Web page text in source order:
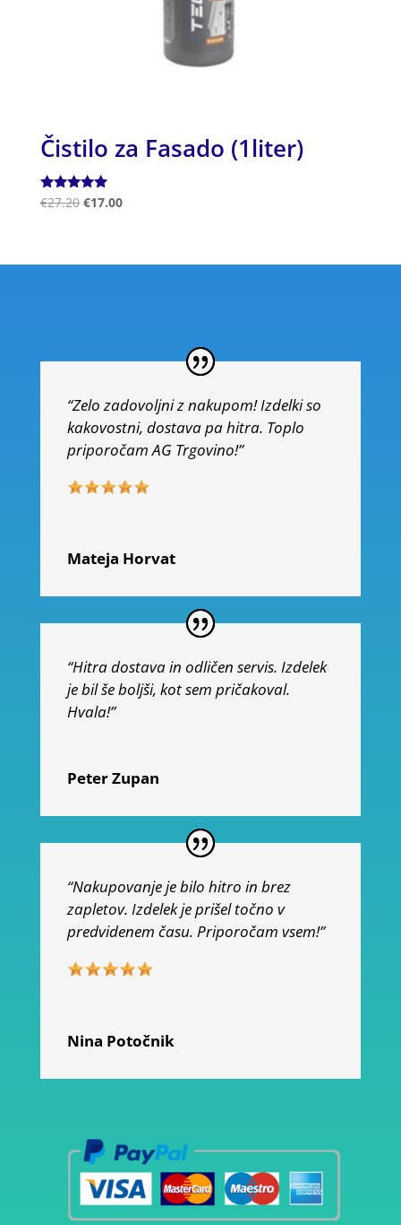
Čistilo za Fasado (1liter)
Ocenjeno
€27.20 €17.00
“Zelo zadovoljni z nakupom! Izdelki so
kakovostni, dostava pa hitra. Toplo
priporočam AG Trgovino!”
Mateja Horvat
“Hitra dostava in odličen servis. Izdelek
je bil še boljši, kot sem pričakoval.
Hvala!”
Peter Zupan
“Nakupovanje je bilo hitro in brez
zapletov. Izdelek je prišel točno v
predvidenem času. Priporočam vsem!”
Nina Potočnik